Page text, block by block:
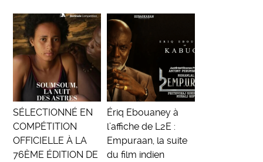
SÉLECTIONNÉ EN
COMPÉTITION
OFFICIELLE À LA
76ÈME ÉDITION DE
Ériq Ebouaney à
l’affiche de L2E :
Empuraan, la suite
du film indien